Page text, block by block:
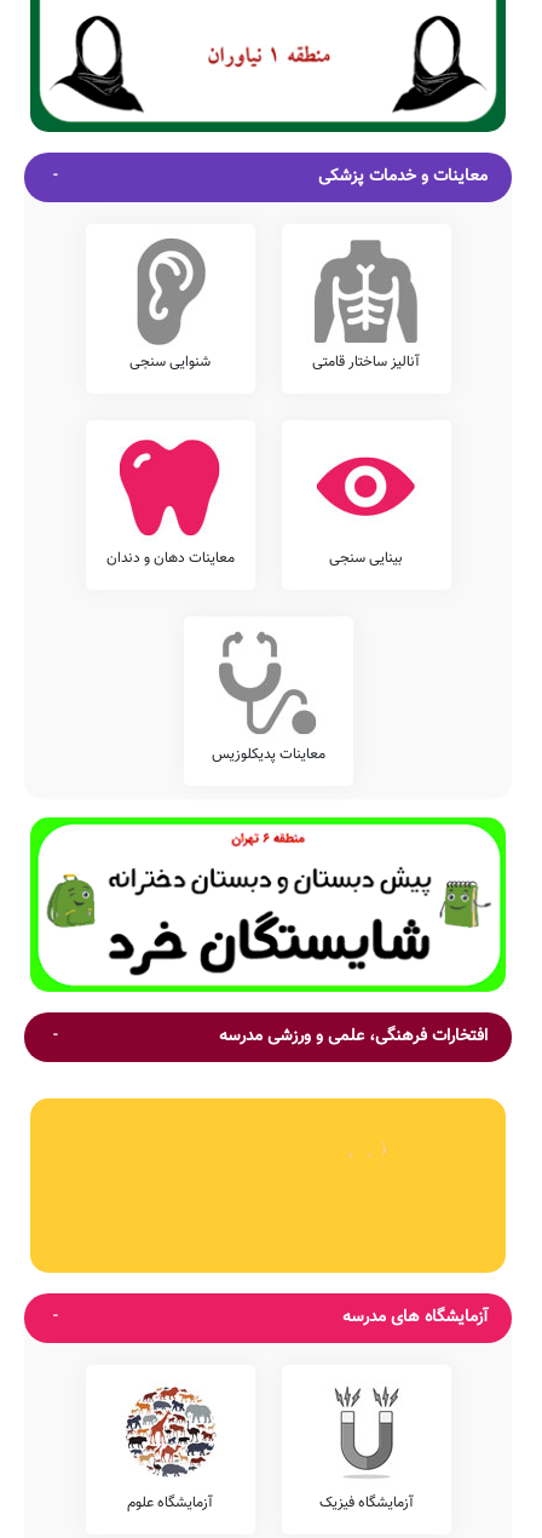
معاینات و خدمات پزشکی
آنالیز ساختار قامتی شنوایی سنجی
بینایی سنجی معاینات دهان و دندان
معاینات پدیکلوزیس
افتخارات فرهنگی، علمی و ورزشی مدرسه
آزمایشگاه های مدرسه
آزمایشگاه فیزیک آزمایشگاه علوم